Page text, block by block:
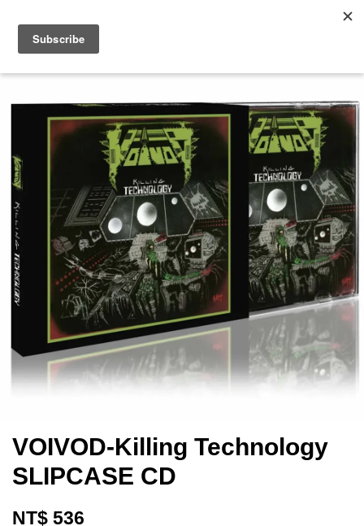
VOIVOD-Killing Technology
SLIPCASE CD
NT$ 536